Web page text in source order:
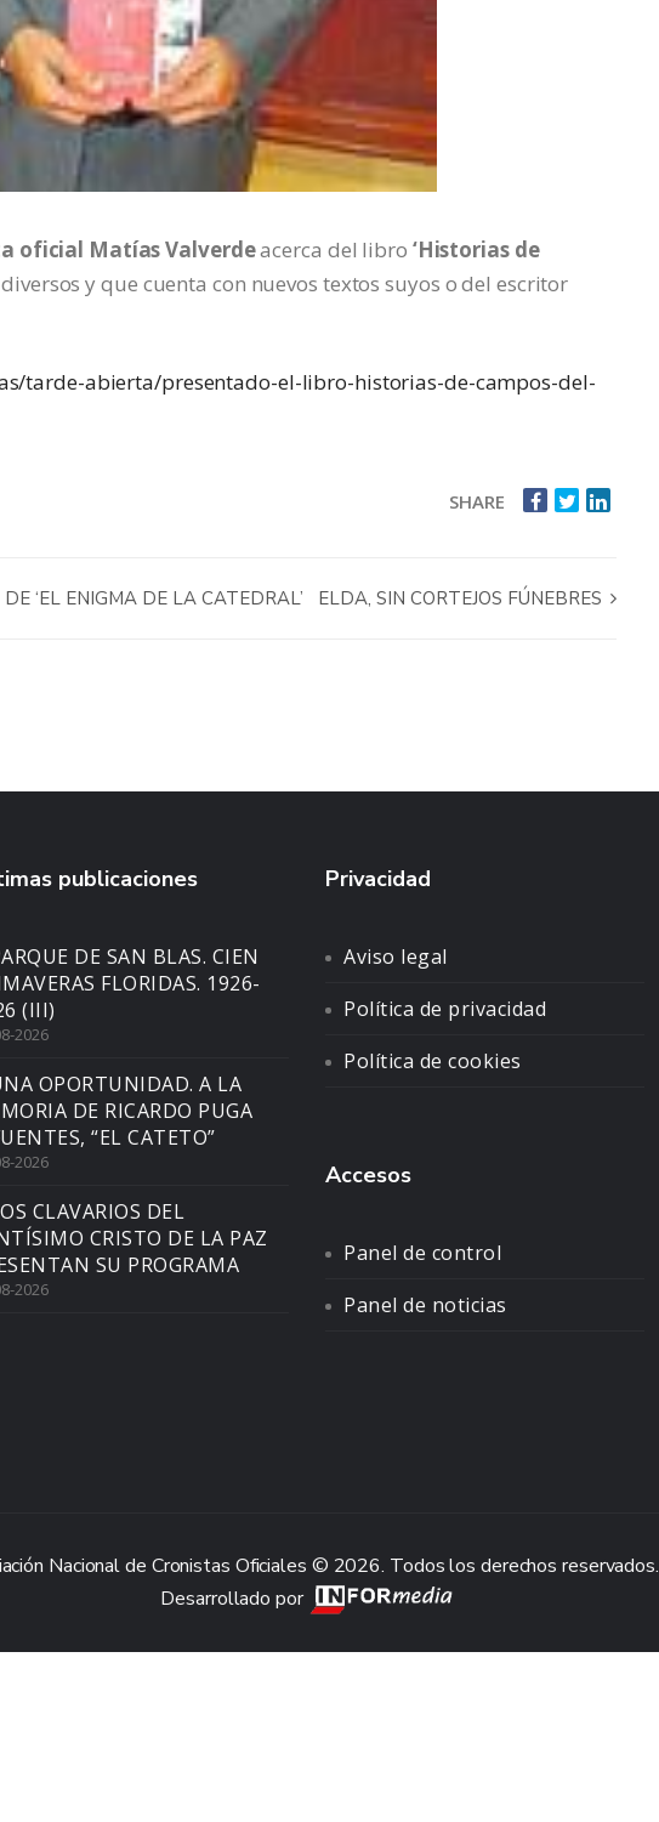
oficial Matías Valverdeacerca del libro ‘Historias de
y que cuenta con nuevos textos suyos o del escritor
tarde-abierta/presentado-el-libro-historias-de-campos-del-
SHARE
‘EL ENIGMA DE LA CATEDRAL’ ELDA, SIN CORTEJOS FÚNEBRES
publicaciones
DE SAN BLAS. CIEN
FLORIDAS. 1926-
(III)
2026
OPORTUNIDAD. A LA
DE RICARDO PUGA
“EL CATETO”
2026
CLAVARIOS DEL
CRISTO DE LA PAZ
SU PROGRAMA
2026
Privacidad
Aviso legal
Política de privacidad
Política de cookies
Accesos
Panel de control
Panel de noticias
Nacional de Cronistas Oficiales © 2026. Todos los derechos reservados.
Desarrollado por